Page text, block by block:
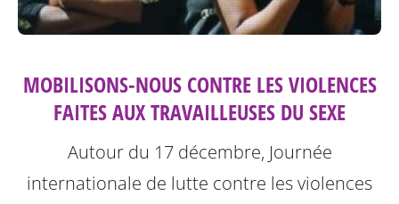
MOBILISONS-NOUS CONTRE LES VIOLENCES
FAITES AUX TRAVAILLEUSES DU SEXE
Autour du 17 décembre, Journée
internationale de lutte contre les violences